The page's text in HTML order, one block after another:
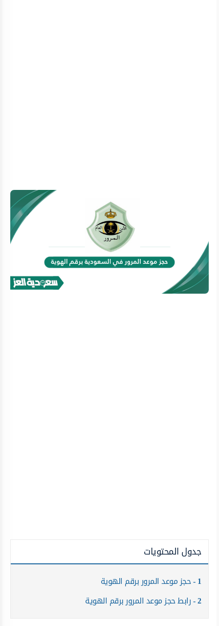
جدول المحتويات
1 حجز موعد المرور برقم الهوية
2 رابط حجز موعد المرور برقم الهوية